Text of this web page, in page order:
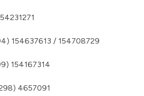
154637613 / 154708729
154167314
4657091